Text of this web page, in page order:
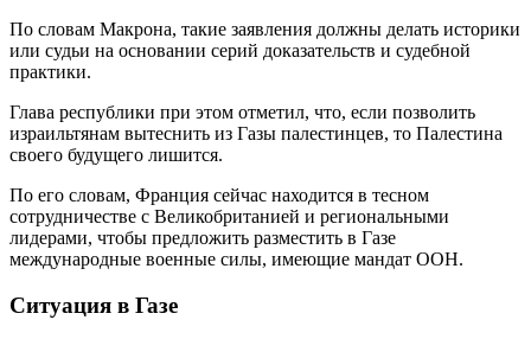
По словам Макрона, такие заявления должны делать историки
или судьи на основании серий доказательств и судебной
практики.
Глава республики при этом отметил, что, если позволить
израильтянам вытеснить из Газы палестинцев, то Палестина
своего будущего лишится.
По его словам, Франция сейчас находится в тесном
сотрудничестве с Великобританией и региональными
лидерами, чтобы предложить разместить в Газе
международные военные силы, имеющие мандат ООН.
Ситуация в Газе